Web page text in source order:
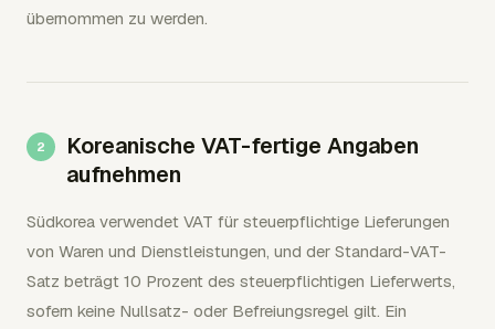
übernommen zu werden.
Koreanische VAT-fertige Angaben
aufnehmen
Südkorea verwendet VAT für steuerpflichtige Lieferungen
von Waren und Dienstleistungen, und der Standard-VAT-
Satz beträgt 10 Prozent des steuerpflichtigen Lieferwerts,
sofern keine Nullsatz- oder Befreiungsregel gilt. Ein